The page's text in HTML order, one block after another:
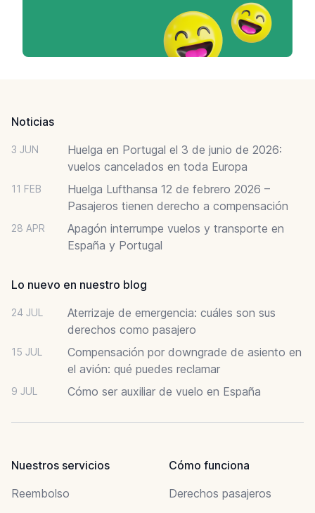
Noticias
3 JUN
Huelga en Portugal el 3 de junio de 2026:
vuelos cancelados en toda Europa
11 FEB
Huelga Lufthansa 12 de febrero 2026 –
Pasajeros tienen derecho a compensación
28 APR
Apagón interrumpe vuelos y transporte en
España y Portugal
Lo nuevo en nuestro blog
24 JUL
Aterrizaje de emergencia: cuáles son sus
derechos como pasajero
15 JUL
Compensación por downgrade de asiento en
el avión: qué puedes reclamar
9 JUL Cómo ser auxiliar de vuelo en España
Nuestros servicios
Reembolso
Cómo funciona
Derechos pasajeros